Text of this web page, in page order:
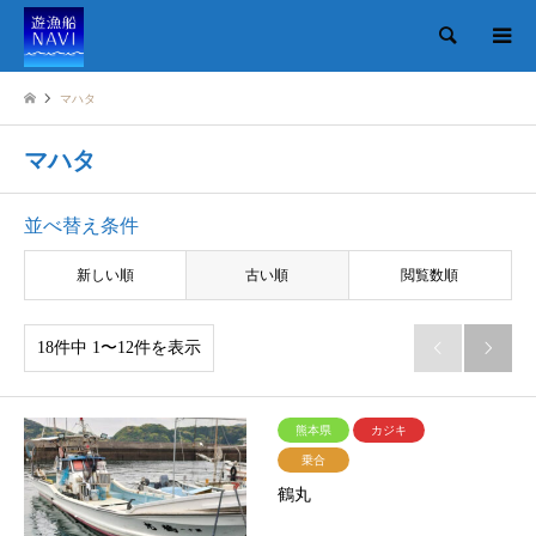
検索
マハタ
マハタ
並べ替え条件
新しい順 古い順 閲覧数順
18件中 1〜12件を表示  
熊本県 カジキ
乗合
鶴丸